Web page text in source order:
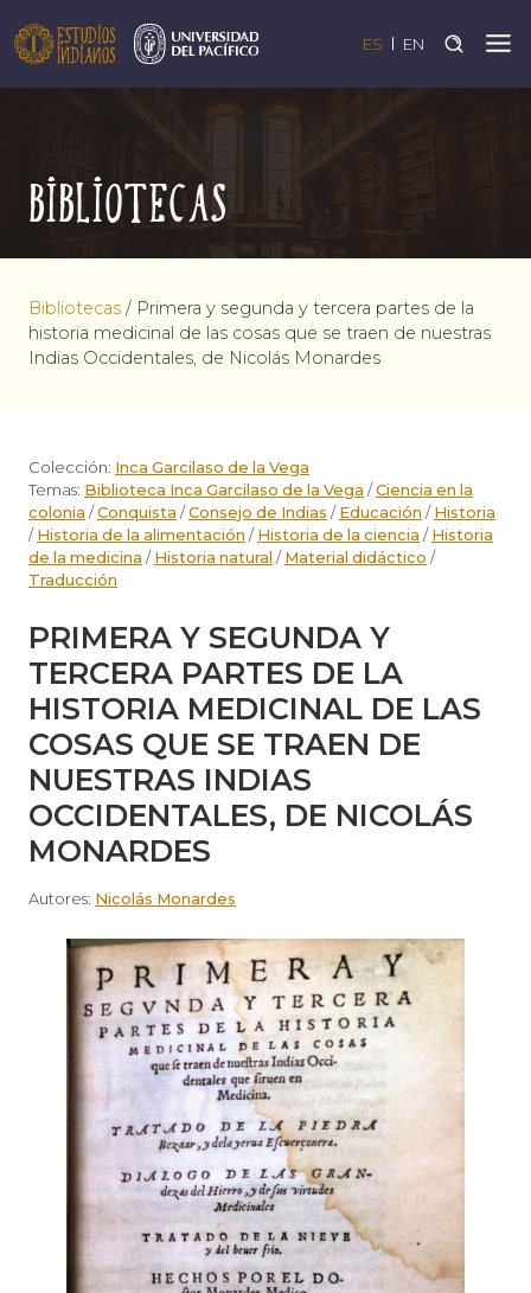
ES EN
Bibliotecas
Bibliotecas / Primera y segunda y tercera partes de la
historia medicinal de las cosas que se traen de nuestras
Indias Occidentales, de Nicolás Monardes
Colección: Inca Garcilaso de la Vega
Temas: Biblioteca Inca Garcilaso de la Vega /Ciencia en la
colonia /Conquista /Consejo de Indias /Educación /Historia
/Historia de la alimentación /Historia de la ciencia /Historia
de la medicina /Historia natural /Material didáctico /
Traducción
PRIMERA Y SEGUNDA Y
TERCERA PARTES DE LA
HISTORIA MEDICINAL DE LAS
COSAS QUE SE TRAEN DE
NUESTRAS INDIAS
OCCIDENTALES, DE NICOLÁS
MONARDES
Autores: Nicolás Monardes